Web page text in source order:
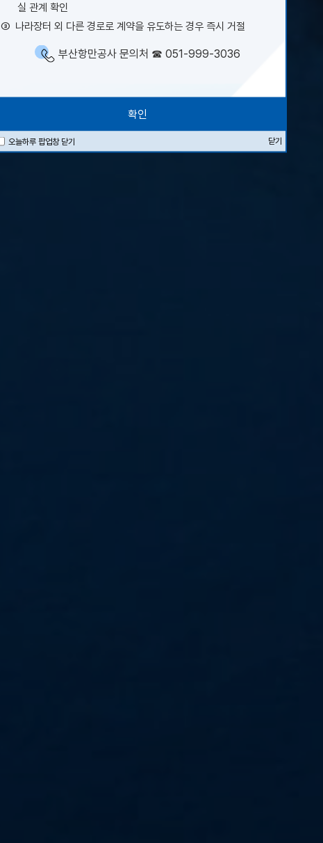
실 관계 확인
③ 나라장터 외 다른 경로로 계약을 유도하는 경우 즉시 거절
부산항만공사 문의처 ☎ 051-999-3036
확인
오늘하루 팝업창 닫기 닫기